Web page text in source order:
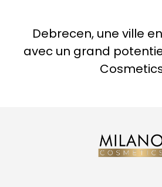
Debrecen, une ville
avec un grand